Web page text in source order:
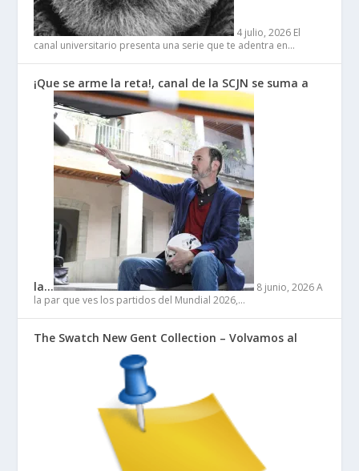
4 julio, 2026 El
canal universitario presenta una serie que te adentra en…
¡Que se arme la reta!, canal de la SCJN se suma a
la… 8 junio, 2026 A
la par que ves los partidos del Mundial 2026,…
The Swatch New Gent Collection – Volvamos al